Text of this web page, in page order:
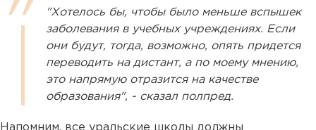
"Хотелось бы, чтобы было меньше вспышек
заболевания в учебных учреждениях. Если
они будут, тогда, возможно, опять придется
переводить на дистант, а по моему мнению,
это напрямую отразится на качестве
образования", - сказал полпред.
Напомним, все уральские школы должны